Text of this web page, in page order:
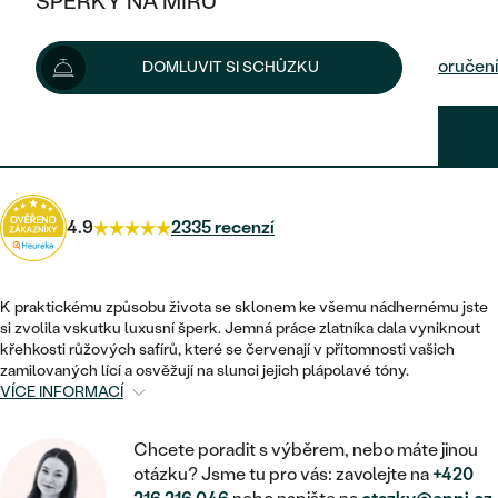
KOMBINOVANÉ ZLATO
DLE STYLU
ETERNITY
VYKROJENÉ
VINTAGE
NETRADIČNÍ
TEPANÉ
POSTRANNÍ KAMENY
HALO
VINTAGE
SNUBNÍ A ZÁSNUBNÍ SETY
NETRADIČNÍ
SESTAV SI SVŮJ PRSTEN
ZAČÍT S DIAMANTEM
VÝPRODEJ
KDYŽ ŠPERKY POMÁHAJÍ
DLE TYPU
NÁUŠNICE
PRSTENY
PŘÍVĚSKY
NÁRAMKY
PÁNSKÉ ŠPERKY
PLATINOVÉ
PECKOVÉ
KRUHOVÉ
MINIMALISTICKÉ
VISACÍ
SOLITÉR
VE TVARU SRDCE
ZLATÉ
STŘÍBRNÉ
DLE STYLU
SOLITÉR
NAROZENÍ DÍTĚTE
PERSONALIZOVANÉ
MINIMALISTICKÉ
ŠPERKY SKLADEM
VÝPRODEJ
DLE MATERIÁLU
ZLATÉ
PLATINOVÉ
DLE STYLU
ETERNITY
DOMLUVIT SI SCHŮZKU
46 000 Kč
Možnosti doručení
4.9 2335 recenzí
K praktickému způsobu života se sklonem ke všemu nádhernému jste
si zvolila vskutku luxusní šperk. Jemná práce zlatníka dala vyniknout
křehkosti růžových safírů, které se červenají v přítomnosti vašich
zamilovaných lící a osvěžují na slunci jejich plápolavé tóny.
VÍCE INFORMACÍ
Chcete poradit s výběrem, nebo máte jinou
otázku? Jsme tu pro vás: zavolejte na+420